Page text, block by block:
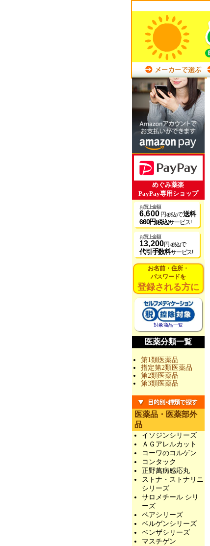
めぐみ薬楽
PayPay専用ショップ
お買上金額
6,600 円(税込)で送料
660円(税込)サービス!
お買上金額
13,200円 (税込)で
代引手数料サービス!
お名前・住所・
パスワードを
登録される方に
対象商品一覧
医薬分類一覧
第1類医薬品
指定第2類医薬品
第2類医薬品
第3類医薬品
医薬品・医薬部外
品
イソジンシリーズ
ＡＧアレルカット
コーワのコルゲン
コンタック
正野萬病感応丸
ストナ・ストナリニ
シリーズ
サロメチール シリ
ーズ
ペアシリーズ
ベルゲンシリーズ
ベンザシリーズ
マスチゲン